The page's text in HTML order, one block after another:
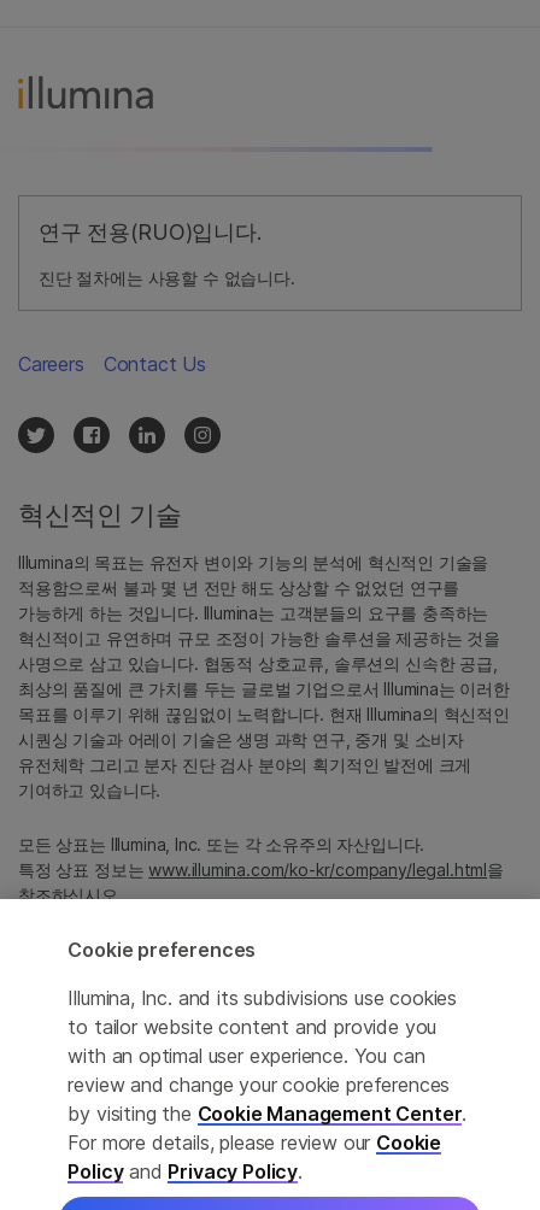
연구 전용(RUO)입니다.
진단 절차에는 사용할 수 없습니다.
정확한 번역을 제공하고자 합당한 노력을 기울였으나, 자동 번역은
완벽하지 않으며, 그 목적 또한 원문을 대체하기 위함이 아닙니다.
혁신적인 기술
Illumina의 목표는 유전자 변이와 기능의 분석에 혁신적인 기술을
적용함으로써 불과 몇 년 전만 해도 상상할 수 없었던 연구를
가능하게 하는 것입니다. Illumina는 고객분들의 요구를 충족하는
혁신적이고 유연하며 규모 조정이 가능한 솔루션을 제공하는 것을
사명으로 삼고 있습니다. 협동적 상호교류, 솔루션의 신속한 공급,
최상의 품질에 큰 가치를 두는 글로벌 기업으로서 Illumina는 이러한
목표를 이루기 위해 끊임없이 노력합니다. 현재 Illumina의 혁신적인
시퀀싱 기술과 어레이 기술은 생명 과학 연구, 중개 및 소비자
유전체학 그리고 분자 진단 검사 분야의 획기적인 발전에 크게
기여하고 있습니다.
모든 상표는 Illumina, Inc. 또는 각 소유주의 자산입니다.
특정 상표 정보는www.illumina.com/ko-kr/company/legal.html을
참조하십시오.
Privacy Policy
Careers Contact Us
© 2026 Illumina, Inc. All rights reserved.
Cookie preferences
Illumina, Inc. and its subdivisions use cookies
to tailor website content and provide you
with an optimal user experience. You can
review and change your cookie preferences
by visiting the Cookie Management Center.
For more details, please review our Cookie
Policyand Privacy Policy.